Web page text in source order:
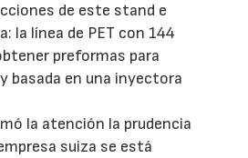
de este stand e
la línea de PET con 144
preformas para
basada en una inyectora
la atención la prudencia
suiza se está